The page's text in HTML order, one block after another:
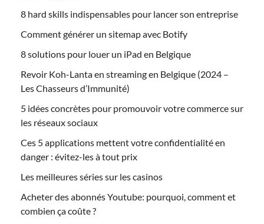
8 hard skills indispensables pour lancer son entreprise
Comment générer un sitemap avec Botify
8 solutions pour louer un iPad en Belgique
Revoir Koh-Lanta en streaming en Belgique (2024 –
Les Chasseurs d’Immunité)
5 idées concrètes pour promouvoir votre commerce sur
les réseaux sociaux
Ces 5 applications mettent votre confidentialité en
danger : évitez-les à tout prix
Les meilleures séries sur les casinos
Acheter des abonnés Youtube: pourquoi, comment et
combien ça coûte ?